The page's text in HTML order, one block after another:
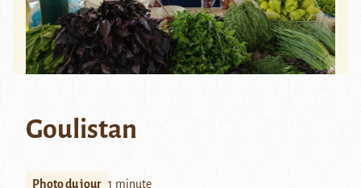
Goulistan
Photo du jour 1 minute